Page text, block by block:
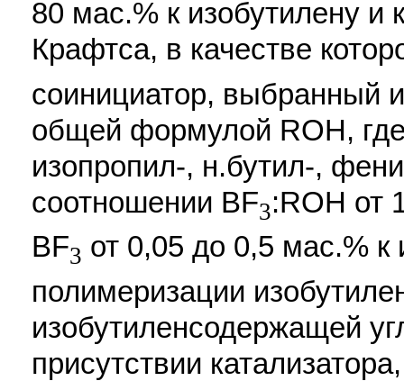
80 мас.% к изобутилену и
Крафтса, в качестве
соинициатор, выбранный
общей формулой ROH,
изопропил-, н.бутил-,
соотношении BF3:ROH от
BF3 от 0,05 до 0,5 мас.% к
полимеризации
изобутиленсодержащей
присутствии